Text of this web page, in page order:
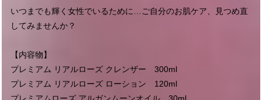
いつまでも輝く女性でいるために…ご自分のお肌ケア、見つめ直
してみませんか？
【内容物】
プレミアム リアルローズ クレンザー 300ml
プレミアム リアルローズ ローション 120ml